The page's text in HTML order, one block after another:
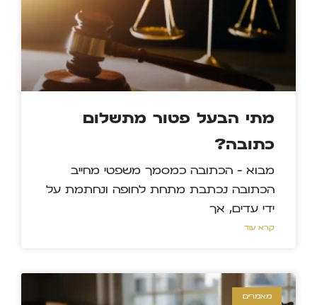
מתי הבעל פטור מתשלום
כתובה?
מבוא – הכתובה כמסמך משפטי מחייב
הכתובה נכתבת מתחת לחופה ונחתמת על
ידי עדים, אך
קרא עוד »
מאמרים